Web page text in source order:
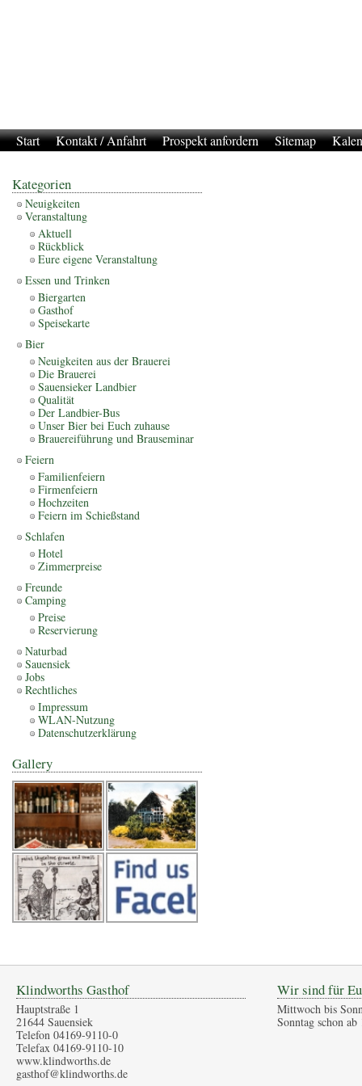
Start Kontakt / Anfahrt Prospekt anfordern Sitemap
Kategorien
Neuigkeiten
Veranstaltung
Aktuell
Rückblick
Eure eigene Veranstaltung
Essen und Trinken
Biergarten
Gasthof
Speisekarte
Bier
Neuigkeiten aus der Brauerei
Die Brauerei
Sauensieker Landbier
Qualität
Der Landbier-Bus
Unser Bier bei Euch zuhause
Brauereiführung und Brauseminar
Feiern
Familienfeiern
Firmenfeiern
Hochzeiten
Feiern im Schießstand
Schlafen
Hotel
Zimmerpreise
Freunde
Camping
Preise
Reservierung
Naturbad
Sauensiek
Jobs
Rechtliches
Impressum
WLAN-Nutzung
Datenschutzerklärung
Gallery
Klindworths Gasthof
Hauptstraße 1
21644 Sauensiek
Telefon 04169-9110-0
Telefax 04169-9110-10
www.klindworths.de
gasthof@klindworths.de
Wir sind für
Mittwoch bis
Sonntag schon